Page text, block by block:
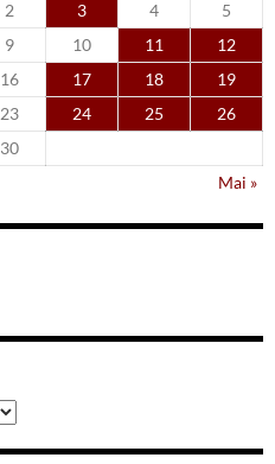
2 3 4
5
9 10 11
12
16 17 18
19
23 24 25
26
30
Mai »